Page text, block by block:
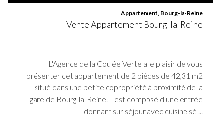
Appartement, Bourg-la-Reine
Vente Appartement Bourg-la-Reine
L'Agence de la Coulée Verte a le plaisir de vous
présenter cet appartement de 2 pièces de 42,31 m2
situé dans une petite copropriété à proximité de la
gare de Bourg-la-Reine. Il est composé d'une entrée
donnant sur séjour avec cuisine sé ...